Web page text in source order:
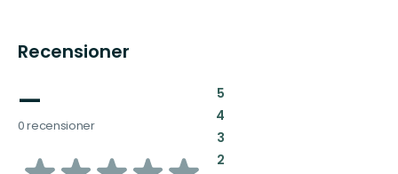
Recensioner
—
0 recensioner
5:
4:
3:
2: